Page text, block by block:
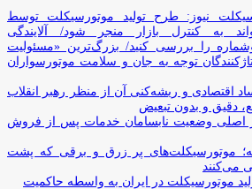
نیوز: طرح تولید موتورسیکلت توسط
به کنترل بازار منجر شود/ آلایندگی
را بررسی کنید/ بزرگ‌ترین «مسئولیت
توجه به جان و سلامت موتورسواران
اقتصادی و ریشه‌کنی آن از منظر رهبر انقلاب
دقیق و بدون تبعیض
وضعیت نابسامان خدمات پس از فروش
موتورسیکلت‌های پر زرق‌ و برقی که پشت
می‌کنند
موتورسیکلت در ایران به واسطه حاکمیت